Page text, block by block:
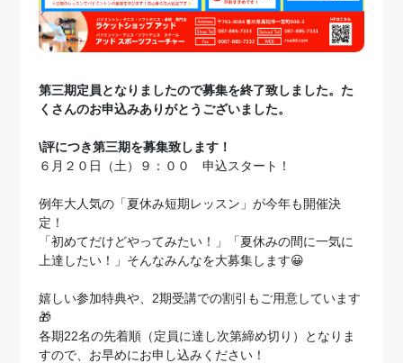
第三期定員となりましたので募集を終了致しました。た
くさんのお申込みありがとうございました。
\評につき第三期を募集致します！
６月２０日（土）９：００ 申込スタート！
例年大人気の「夏休み短期レッスン」が今年も開催決
定！
「初めてだけどやってみたい！」「夏休みの間に一気に
上達したい！」そんなみんなを大募集します😀
嬉しい参加特典や、2期受講での割引もご用意しています
🎁
各期22名の先着順（定員に達し次第締め切り）となりま
すので、お早めにお申し込みください！